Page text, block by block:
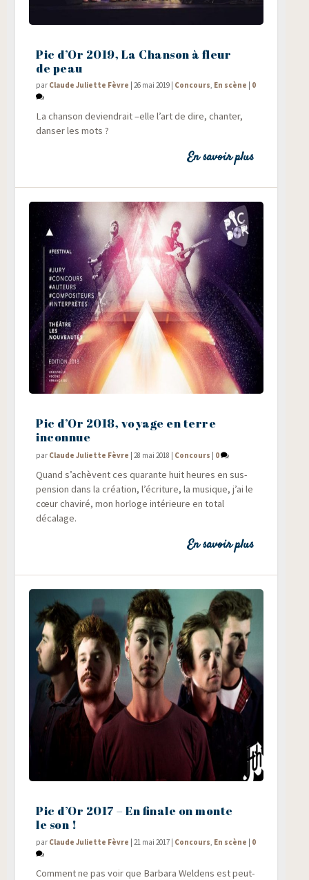
Pic d’Or 2019, La Chanson à fleur
de peau
par Claude Juliette Fèvre |26 mai 2019 Concours, En scène 0
La chan­son devien­drait –elle l’art de dire, chan­ter,
dan­ser les mots ?
En savoir plus
Pic d’Or 2018, voyage en terre
inconnue
par Claude Juliette Fèvre |28 mai 2018 Concours 0
Quand s’achèvent ces qua­rante huit heures en sus­
pen­sion dans la créa­tion, l’écriture, la musique, j’ai le
cœur cha­vi­ré, mon hor­loge inté­rieure en total
décalage.
En savoir plus
Pic d’Or 2017 – En finale on monte
le son !
par Claude Juliette Fèvre |21 mai 2017 | Concours En scène | 0
Com­ment ne pas voir que Bar­ba­ra Wel­dens est peut-